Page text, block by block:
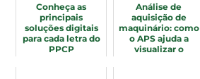
Conheça as
principais
soluções digitais
para cada letra do
PPCP
Análise de
aquisição de
maquinário: como
o APS ajuda a
visualizar o